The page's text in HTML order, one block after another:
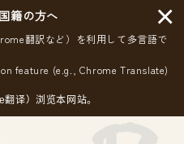
籍の方へ
翻訳など）を利用して多言語で
feature (e.g., Chrome Translate)
译）浏览本网站。
×